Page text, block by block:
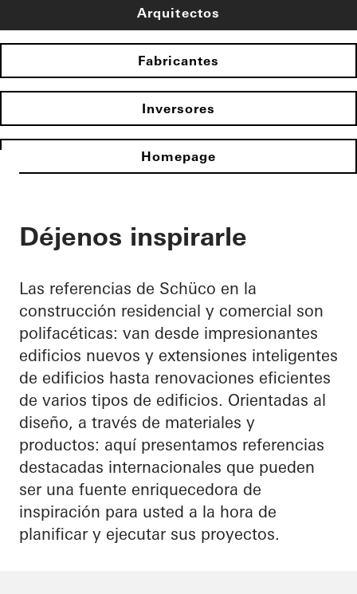
Arquitectos
Fabricantes
Inversores
Homepage
Déjenos inspirarle
Las referencias de Schüco en la
construcción residencial y comercial son
polifacéticas: van desde impresionantes
edificios nuevos y extensiones inteligentes
de edificios hasta renovaciones eficientes
de varios tipos de edificios. Orientadas al
diseño, a través de materiales y
productos: aquí presentamos referencias
destacadas internacionales que pueden
ser una fuente enriquecedora de
inspiración para usted a la hora de
planificar y ejecutar sus proyectos.